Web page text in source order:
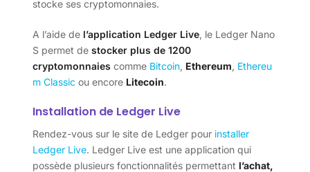
stocke ses cryptomonnaies.
A l’aide de l’application Ledger Live, le Ledger Nano
S permet de stocker plus de 1200
cryptomonnaies comme Bitcoin, Ethereum, Ethereu
m Classicou encore Litecoin.
Installation de Ledger Live
Rendez-vous sur le site de Ledger pour installer
Ledger Live. Ledger Live est une application qui
possède plusieurs fonctionnalités permettant l’achat,